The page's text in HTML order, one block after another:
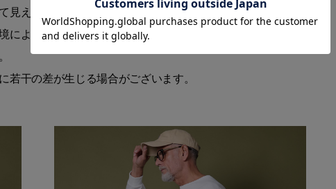
える場合がございます。
より、若干商品と画像の色味が異なる場合がございます。
干の差が生じる場合がございます。